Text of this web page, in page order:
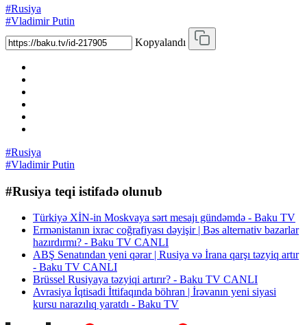
#Rusiya
#Vladimir Putin
Kopyalandı
#Rusiya
#Vladimir Putin
#Rusiya teqi istifadə olunub
Türkiyə XİN-in Moskvaya sərt mesajı gündəmdə - Baku TV
Ermənistanın ixrac coğrafiyası dəyişir | Bəs alternativ bazarlar
hazırdırmı? - Baku TV CANLI
ABŞ Senatından yeni qərar | Rusiya və İrana qarşı təzyiq artır
- Baku TV CANLI
Brüssel Rusiyaya təzyiqi artırır? - Baku TV CANLI
Avrasiya İqtisadi İttifaqında böhran | İrəvanın yeni siyasi
kursu narazılıq yaratdı - Baku TV